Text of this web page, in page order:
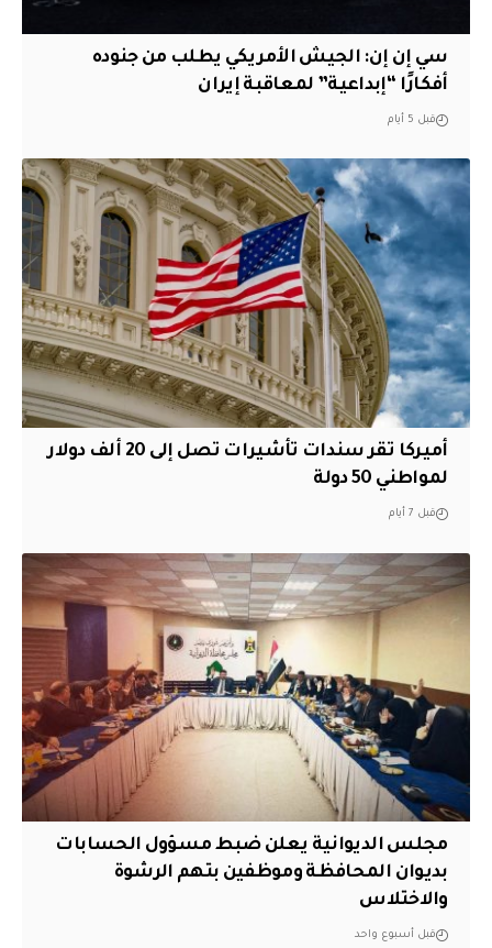
سي إن إن: الجيش الأمريكي يطلب من جنوده
أفكارًا “إبداعية” لمعاقبة إيران
قبل 5 أيام
أميركا تقر سندات تأشيرات تصل إلى 20 ألف دولار
لمواطني 50 دولة
قبل 7 أيام
مجلس الديوانية يعلن ضبط مسؤول الحسابات
بديوان المحافظة وموظفين بتهم الرشوة
والاختلاس
قبل أسبوع واحد